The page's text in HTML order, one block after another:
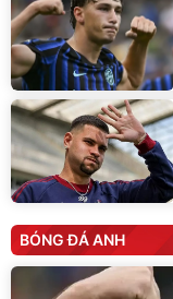
BÓNG ĐÁ ANH